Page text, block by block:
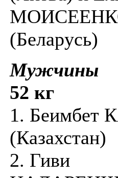
(Беларусь)
Мужчины
52 кг
1.
(Казахстан)
2. Гиви